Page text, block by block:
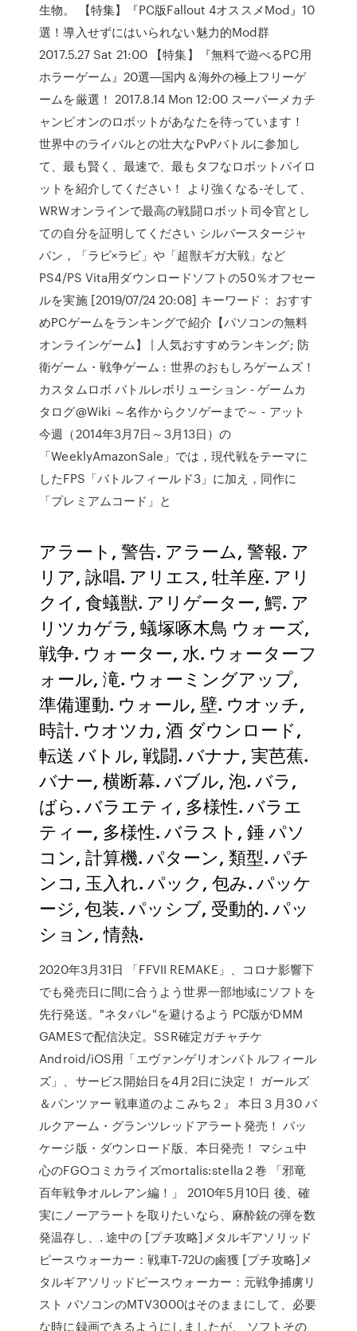
生物。 【特集】『PC版Fallout 4オススメMod』10
選！導入せずにはいられない魅力的Mod群
2017.5.27 Sat 21:00 【特集】『無料で遊べるPC用
ホラーゲーム』20選―国内＆海外の極上フリーゲ
ームを厳選！ 2017.8.14 Mon 12:00 スーパーメカチ
ャンピオンのロボットがあなたを待っています！
世界中のライバルとの壮大なPvPバトルに参加し
て、最も賢く、最速で、最もタフなロボットパイロ
ットを紹介してください！ より強くなる-そして、
WRWオンラインで最高の戦闘ロボット司令官とし
ての自分を証明してください シルバースタージャ
パン，「ラビ×ラビ」や「超獣ギガ大戦」など
PS4/PS Vita用ダウンロードソフトの50％オフセー
ルを実施 [2019/07/24 20:08] キーワード： おすす
めPCゲームをランキングで紹介【パソコンの無料
オンラインゲーム】 | 人気おすすめランキング; 防
衛ゲーム・戦争ゲーム : 世界のおもしろゲームズ！
カスタムロボ バトルレボリューション - ゲームカ
タログ@Wiki ～名作からクソゲーまで～ - アット
今週（2014年3月7日～3月13日）の
「WeeklyAmazonSale」では，現代戦をテーマに
したFPS「バトルフィールド3」に加え，同作に
「プレミアムコード」と
アラート, 警告. アラーム, 警報. ア
リア, 詠唱. アリエス, 牡羊座. アリ
クイ, 食蟻獣. アリゲーター, 鰐. ア
リツカゲラ, 蟻塚啄木鳥 ウォーズ,
戦争. ウォーター, 水. ウォーターフ
ォール, 滝. ウォーミングアップ,
準備運動. ウォール, 壁. ウオッチ,
時計. ウオツカ, 酒 ダウンロード,
転送 バトル, 戦闘. バナナ, 実芭蕉.
バナー, 横断幕. バブル, 泡. バラ,
ばら. バラエティ, 多様性. バラエ
ティー, 多様性. バラスト, 錘 パソ
コン, 計算機. パターン, 類型. パチ
ンコ, 玉入れ. パック, 包み. パッケ
ージ, 包装. パッシブ, 受動的. パッ
ション, 情熱.
2020年3月31日 「FFVII REMAKE」、コロナ影響下
でも発売日に間に合うよう世界一部地域にソフトを
先行発送。"ネタバレ"を避けるよう PC版がDMM
GAMESで配信決定。SSR確定ガチャチケ
Android/iOS用「エヴァンゲリオンバトルフィール
ズ」、サービス開始日を4月2日に決定！ ガールズ
＆パンツァー 戦車道のよこみち２』 本日３月30 バ
ルクアーム・グランツレッドアラート発売！ パッ
ケージ版・ダウンロード版、本日発売！ マシュ中
心のFGOコミカライズmortalis:stella２巻 「邪竜
百年戦争オルレアン編！」 2010年5月10日 後、確
実にノーアラートを取りたいなら、麻酔銃の弾を数
発温存し、. 途中の [プチ攻略]メタルギアソリッド
ピースウォーカー：戦車T-72Uの鹵獲 [プチ攻略]メ
タルギアソリッドピースウォーカー：元戦争捕虜リ
スト パソコンのMTV3000はそのままにして、必要
な時に録画できるようにしましたが、 ソフトその